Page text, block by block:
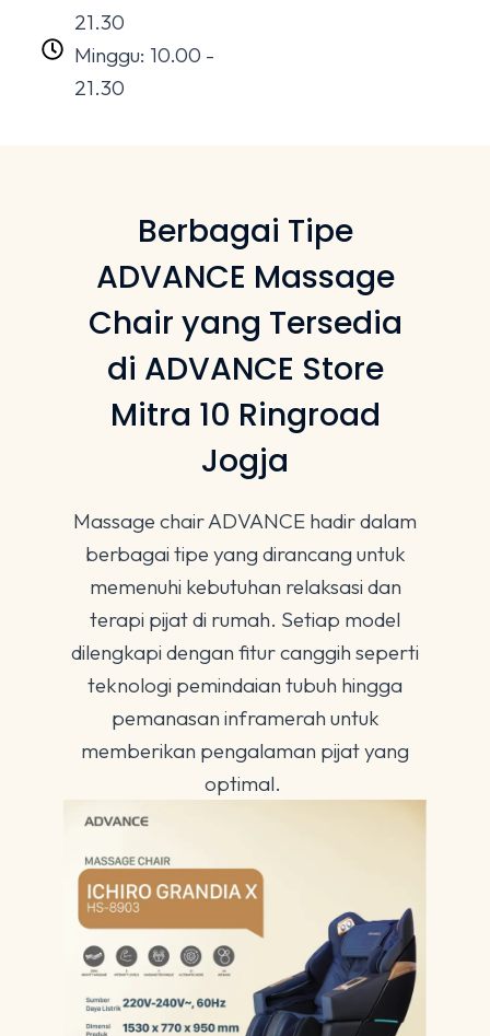
21.30
Minggu: 10.00 -
21.30
Berbagai Tipe
ADVANCE Massage
Chair yang Tersedia
di ADVANCE Store
Mitra 10 Ringroad
Jogja
Massage chair ADVANCE hadir dalam
berbagai tipe yang dirancang untuk
memenuhi kebutuhan relaksasi dan
terapi pijat di rumah. Setiap model
dilengkapi dengan fitur canggih seperti
teknologi pemindaian tubuh hingga
pemanasan inframerah untuk
memberikan pengalaman pijat yang
optimal.